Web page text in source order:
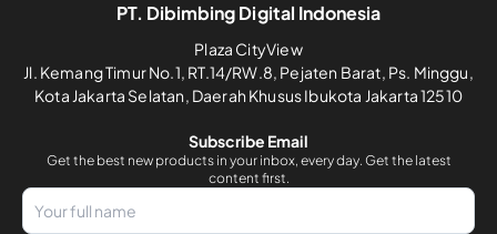
PT. Dibimbing Digital Indonesia
Plaza CityView
Jl. Kemang Timur No.1, RT.14/RW.8, Pejaten Barat, Ps. Minggu,
Kota Jakarta Selatan, Daerah Khusus Ibukota Jakarta 12510
Subscribe Email
Get the best new products in your inbox, every day. Get the latest
content first.